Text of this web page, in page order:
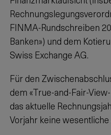
FINMA-Rundschreiben
Banken») und dem
Swiss Exchange AG.
Für den
dem «True-and-Fair-
das aktuelle
Vorjahr keine